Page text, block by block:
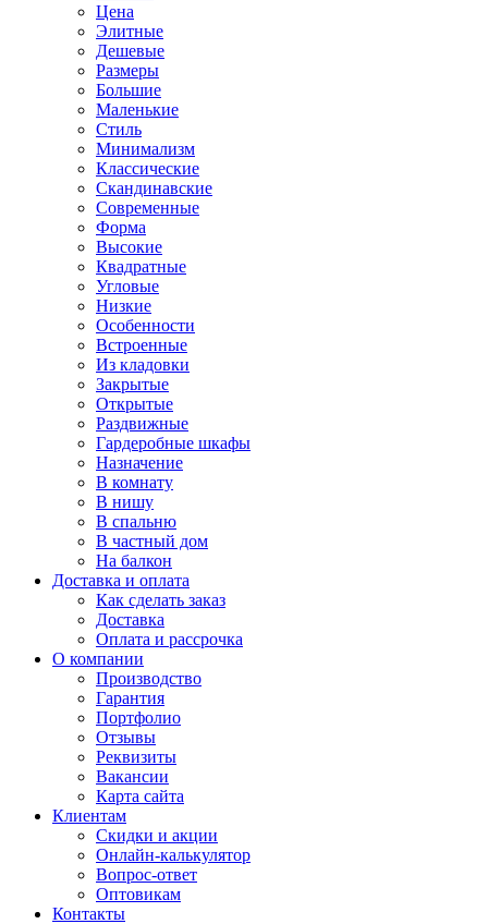
Цена
Элитные
Дешевые
Размеры
Большие
Маленькие
Стиль
Минимализм
Классические
Скандинавские
Современные
Форма
Высокие
Квадратные
Угловые
Низкие
Особенности
Встроенные
Из кладовки
Закрытые
Открытые
Раздвижные
Гардеробные шкафы
Назначение
В комнату
В нишу
В спальню
В частный дом
На балкон
Доставка и оплата
Как сделать заказ
Доставка
Оплата и рассрочка
О компании
Производство
Гарантия
Портфолио
Отзывы
Реквизиты
Вакансии
Карта сайта
Клиентам
Скидки и акции
Онлайн-калькулятор
Вопрос-ответ
Оптовикам
Контакты